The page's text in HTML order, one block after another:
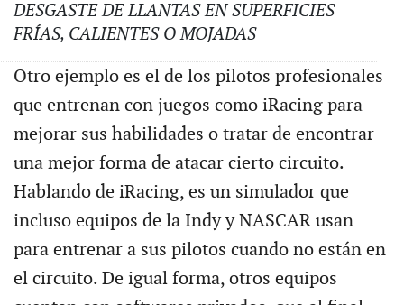
DESGASTE DE LLANTAS EN SUPERFICIES
FRÍAS, CALIENTES O MOJADAS
Otro ejemplo es el de los pilotos profesionales
que entrenan con juegos como iRacing para
mejorar sus habilidades o tratar de encontrar
una mejor forma de atacar cierto circuito.
Hablando de iRacing, es un simulador que
incluso equipos de la Indy y NASCAR usan
para entrenar a sus pilotos cuando no están en
el circuito. De igual forma, otros equipos